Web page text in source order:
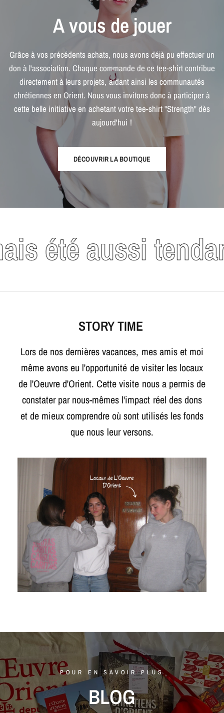
Avousdejouer
Grâce àvos précédentsachats, nousavonsdéjà pu effectuer un
don à l'association. Chaque commande de ce tee-shirtcontribue
directementà leurs projets, aidantainsi lescommunautés
chrétiennesen Orient. Nousvous invitonsdoncà participerà
cette belle initiative en achetantvotre tee-shirt"Strength"dès
aujourd'hui !
DÉCOUVRIR LA BOUTIQUE
tendance !
STORY TIME
Lors de nos dernières vacances, mes amis et moi
même avons eu l'opportunité de visiter les locaux
de l'Oeuvre d'Orient. Cette visite nous a permis de
constater par nous-mêmes l'impact réel des dons
et de mieux comprendre où sont utilisés les fonds
que nous leur versons.
POUR EN SAVOIR PLUS
BLOG